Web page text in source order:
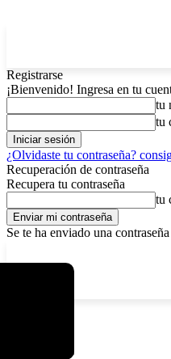
Registrarse
¡Bienvenido! Ingresa en tu
tu
tu
¿Olvidaste tu contraseña?
Recuperación de contraseña
Recupera tu contraseña
tu
Se te ha enviado una